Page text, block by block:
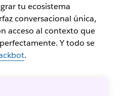
tu ecosistema
conversacional única,
acceso al contexto que
Y todo se
.